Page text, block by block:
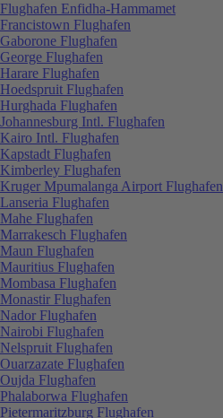
Flughafen Enfidha-Hammamet
Francistown Flughafen
Gaborone Flughafen
George Flughafen
Harare Flughafen
Hoedspruit Flughafen
Hurghada Flughafen
Johannesburg Intl. Flughafen
Kairo Intl. Flughafen
Kapstadt Flughafen
Kimberley Flughafen
Kruger Mpumalanga Airport Flughafen
Lanseria Flughafen
Mahe Flughafen
Marrakesch Flughafen
Maun Flughafen
Mauritius Flughafen
Mombasa Flughafen
Monastir Flughafen
Nador Flughafen
Nairobi Flughafen
Nelspruit Flughafen
Ouarzazate Flughafen
Oujda Flughafen
Phalaborwa Flughafen
Pietermaritzburg Flughafen